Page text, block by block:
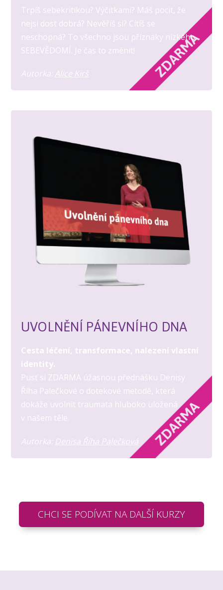
Trpíš sebekritikou? Výčitkami? Máš pocit, že
nejsi dost dobrá? Nevěříš si? Cítíš se
neschopná? To všechno jsou příznaky nízkého
SEBEVĚDOMÍ. Je čas to změnit!
Autorka:Alice Kirš
UVOLNĚNÍ PÁNEVNÍHO DNA
Cesta léčení, transformace, nalezení vlastní
identity.
Pusť si ZDARMA úžasnou přednášku Denisy
Říha Palečkové o dotekové metodě, která
dokáže uvolnit traumata hluboko uložená
v našem těle.
Autorka: Denisa Říha Palečková
CHCI SE PODÍVAT NA DALŠÍ KURZY